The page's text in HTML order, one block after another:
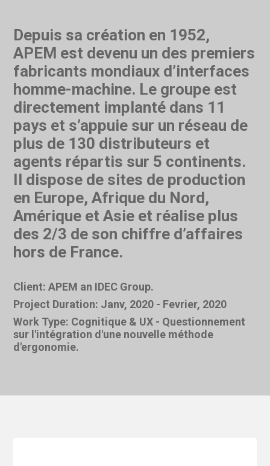
Depuis sa création en 1952,
APEM est devenu un des premiers
fabricants mondiaux d’interfaces
homme-machine. Le groupe est
directement implanté dans 11
pays et s’appuie sur un réseau de
plus de 130 distributeurs et
agents répartis sur 5 continents.
Il dispose de sites de production
en Europe, Afrique du Nord,
Amérique et Asie et réalise plus
des 2/3 de son chiffre d’affaires
hors de France.
Client: APEM an IDEC Group.
Project Duration: Janv, 2020 - Fevrier, 2020
Work Type: Cognitique & UX - Questionnement
sur l'intégration d'une nouvelle méthode
d'ergonomie.